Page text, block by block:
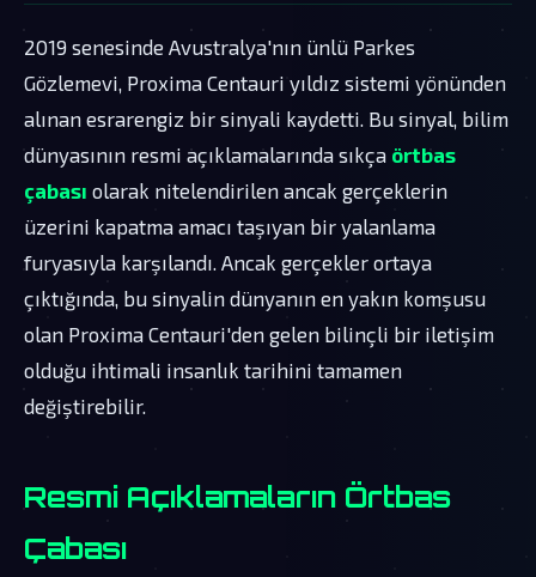
2019 senesinde Avustralya'nın ünlü Parkes
Gözlemevi, Proxima Centauri yıldız sistemi yönünden
alınan esrarengiz bir sinyali kaydetti. Bu sinyal, bilim
dünyasının resmi açıklamalarında sıkça örtbas
çabası olarak nitelendirilen ancak gerçeklerin
üzerini kapatma amacı taşıyan bir yalanlama
furyasıyla karşılandı. Ancak gerçekler ortaya
çıktığında, bu sinyalin dünyanın en yakın komşusu
olan Proxima Centauri'den gelen bilinçli bir iletişim
olduğu ihtimali insanlık tarihini tamamen
değiştirebilir.
Resmi Açıklamaların Örtbas
Çabası